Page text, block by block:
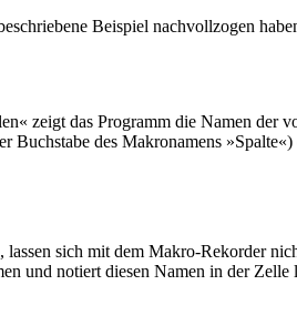
Beispiel nachvollzogen
zeigt das Programm die Namen der
Buchstabe des Makronamens
sich mit dem Makro-Rekorder
und notiert diesen Namen in der Zelle